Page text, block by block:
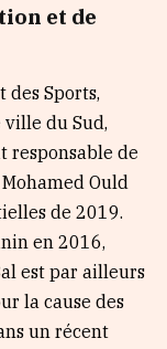
et de
des Sports,
du Sud,
responsable de
Ould
de 2019.
en 2016,
est par ailleurs
la cause des
un récent